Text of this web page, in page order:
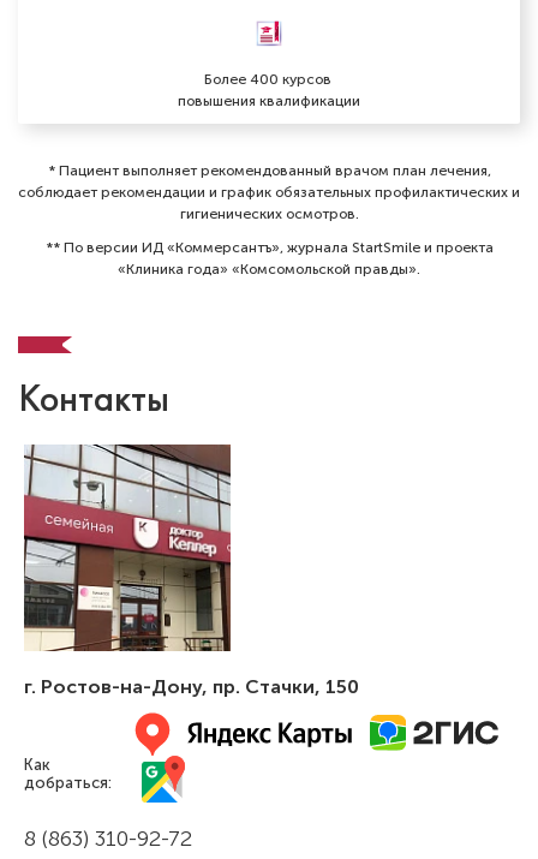
Арутюнян Асмик Аветисовна
Стоматолог-ортодонт
Специальность: детская ортодонтия,
Стаж работы: 3 года
Бактыбеков Бекзат Бактыбекович
Стоматолог-ортодонт
Специальность: ортодонтия
Стаж работы: 4 года
Более 400 курсов
повышения квалификации
* Пациент выполняет рекомендованный врачом план лечения,
соблюдает рекомендации и график обязательных профилактических и
гигиенических осмотров⁠.
** По версии ИД «Коммерсантъ», журнала StartSmile и проекта
«Клиника года» «Комсомольской правды».
Контакты
г. Ростов-на-Дону, пр. Стачки, 150
Как
добраться:
8 (863) 310-92-72